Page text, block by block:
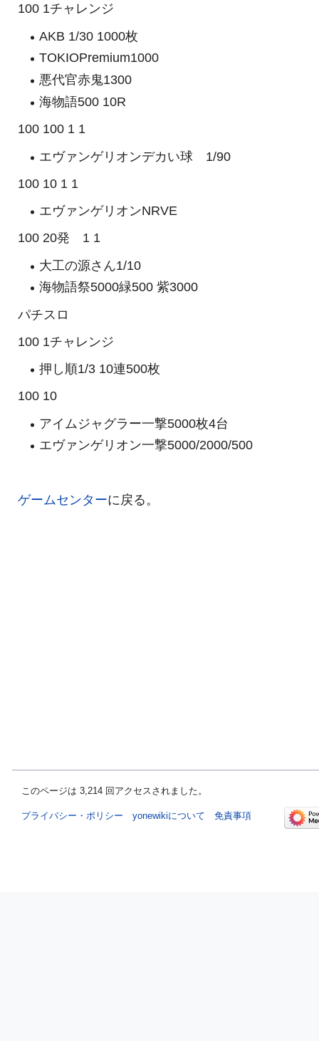
100 1チャレンジ
AKB 1/30 1000枚
TOKIOPremium1000
悪代官赤鬼1300
海物語500 10R
100 100 1 1
エヴァンゲリオンデカい球 1/90
100 10 1 1
エヴァンゲリオンNRVE
100 20発 1 1
大工の源さん1/10
海物語祭5000緑500 紫3000
パチスロ
100 1チャレンジ
押し順1/3 10連500枚
100 10
アイムジャグラー一撃5000枚4台
エヴァンゲリオン一撃5000/2000/500
ゲームセンターに戻る。
このページは 3,214 回アクセスされました。
プライバシー・ポリシー yonewikiについて 免責事項